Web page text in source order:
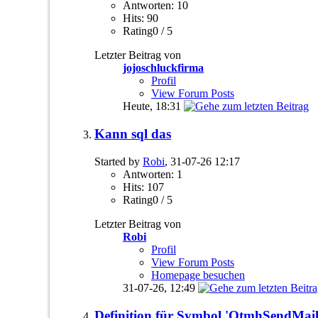
Antworten: 10
Hits: 90
Rating0 / 5
Letzter Beitrag von
jojoschluckfirma
Profil
View Forum Posts
Heute, 18:31
Kann sql das
Started by Robi, 31-07-26 12:17
Antworten: 1
Hits: 107
Rating0 / 5
Letzter Beitrag von
Robi
Profil
View Forum Posts
Homepage besuchen
31-07-26, 12:49